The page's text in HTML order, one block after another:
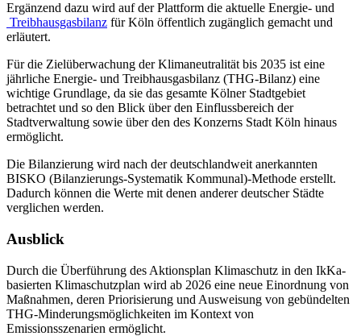
Ergänzend dazu wird auf der Plattform die aktuelle Energie- und
Treibhausgasbilanz für Köln öffentlich zugänglich gemacht und
erläutert.
Für die Zielüberwachung der Klimaneutralität bis 2035 ist eine
jährliche Energie- und Treibhausgasbilanz (THG-Bilanz) eine
wichtige Grundlage, da sie das gesamte Kölner Stadtgebiet
betrachtet und so den Blick über den Einflussbereich der
Stadtverwaltung sowie über den des Konzerns Stadt Köln hinaus
ermöglicht.
Die Bilanzierung wird nach der deutschlandweit anerkannten
BISKO (Bilanzierungs-Systematik Kommunal)-Methode erstellt.
Dadurch können die Werte mit denen anderer deutscher Städte
verglichen werden.
Ausblick
Durch die Überführung des Aktionsplan Klimaschutz in den IkKa-
basierten Klimaschutzplan wird ab 2026 eine neue Einordnung von
Maßnahmen, deren Priorisierung und Ausweisung von gebündelten
THG-Minderungsmöglichkeiten im Kontext von
Emissionsszenarien ermöglicht.